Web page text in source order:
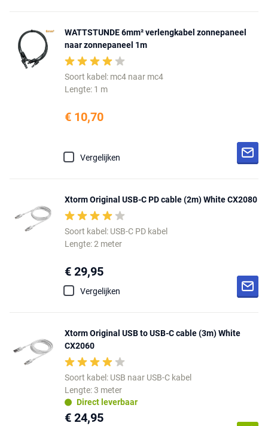
WATTSTUNDE 6mm² verlengkabel zonnepaneel
naar zonnepaneel 1m
Soort kabel: mc4 naar mc4
Lengte: 1 m
€ 10,70
Vergelijken
Xtorm Original USB-C PD cable (2m) White CX2080
Soort kabel: USB-C PD kabel
Lengte: 2 meter
€ 29,95
Vergelijken
Xtorm Original USB to USB-C cable (3m) White
CX2060
Soort kabel: USB naar USB-C kabel
Lengte: 3 meter
Direct leverbaar
€ 24,95